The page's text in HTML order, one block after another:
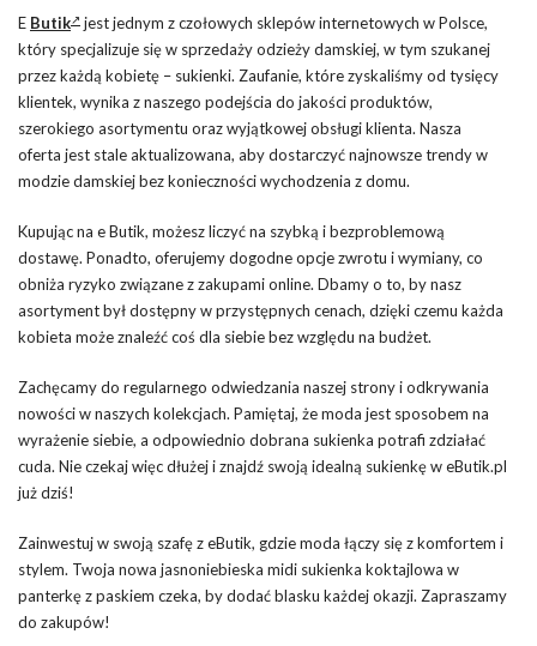
E Butik
jest jednym z czołowych sklepów internetowych w Polsce,
który specjalizuje się w sprzedaży odzieży damskiej, w tym szukanej
przez każdą kobietę – sukienki. Zaufanie, które zyskaliśmy od tysięcy
klientek, wynika z naszego podejścia do jakości produktów,
szerokiego asortymentu oraz wyjątkowej obsługi klienta. Nasza
oferta jest stale aktualizowana, aby dostarczyć najnowsze trendy w
modzie damskiej bez konieczności wychodzenia z domu.
Kupując na e Butik, możesz liczyć na szybką i bezproblemową
dostawę. Ponadto, oferujemy dogodne opcje zwrotu i wymiany, co
obniża ryzyko związane z zakupami online. Dbamy o to, by nasz
asortyment był dostępny w przystępnych cenach, dzięki czemu każda
kobieta może znaleźć coś dla siebie bez względu na budżet.
Zachęcamy do regularnego odwiedzania naszej strony i odkrywania
nowości w naszych kolekcjach. Pamiętaj, że moda jest sposobem na
wyrażenie siebie, a odpowiednio dobrana sukienka potrafi zdziałać
cuda. Nie czekaj więc dłużej i znajdź swoją idealną sukienkę w eButik.pl
już dziś!
Zainwestuj w swoją szafę z eButik, gdzie moda łączy się z komfortem i
stylem. Twoja nowa jasnoniebieska midi sukienka koktajlowa w
panterkę z paskiem czeka, by dodać blasku każdej okazji. Zapraszamy
do zakupów!